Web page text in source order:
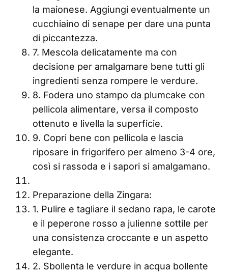
la maionese. Aggiungi eventualmente un
cucchiaino di senape per dare una punta
di piccantezza.
7. Mescola delicatamente ma con
decisione per amalgamare bene tutti gli
ingredienti senza rompere le verdure.
8. Fodera uno stampo da plumcake con
pellicola alimentare, versa il composto
ottenuto e livella la superficie.
9. Copri bene con pellicola e lascia
riposare in frigorifero per almeno 3-4 ore,
così si rassoda e i sapori si amalgamano.
Preparazione della Zingara:
1. Pulire e tagliare il sedano rapa, le carote
e il peperone rosso a julienne sottile per
una consistenza croccante e un aspetto
elegante.
2. Sbollenta le verdure in acqua bollente